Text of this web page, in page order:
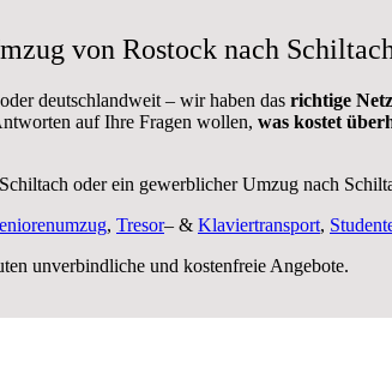
von Rostock nach
deutschlandweit – wir haben das richtige
auf Ihre Fragen wollen, was kostet
oder ein gewerblicher Umzug nach
, Tresor– & Klaviertransport,
unverbindliche und kostenfreie Angebote.